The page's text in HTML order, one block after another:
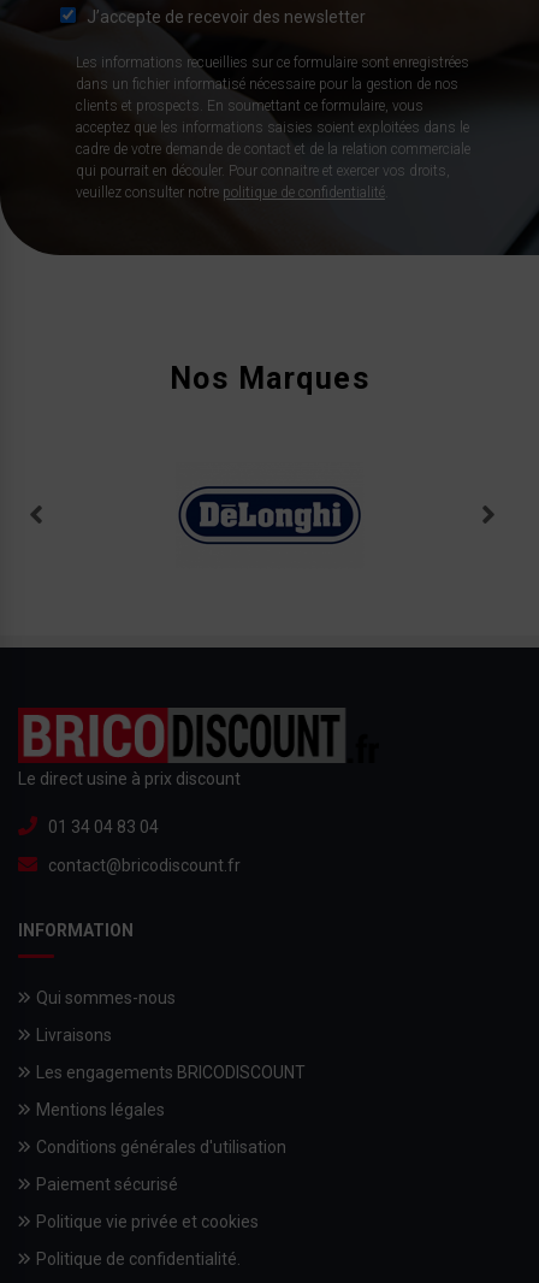
J’accepte de recevoir des newsletter
Les informations recueillies sur ce formulaire sont enregistrées
dans un fichier informatisé nécessaire pour la gestion de nos
clients et prospects. En soumettant ce formulaire, vous
acceptez que les informations saisies soient exploitées dans le
cadre de votre demande de contact et de la relation commerciale
qui pourrait en découler. Pour connaitre et exercer vos droits,
veuillez consulter notre politique de confidentialité
Nos Marques
Le direct usine à prix discount
01 34 04 83 04
contact@bricodiscount.fr
INFORMATION
Qui sommes-nous
Livraisons
Les engagements BRICODISCOUNT
Mentions légales
Conditions générales d'utilisation
Paiement sécurisé
Politique vie privée et cookies
Politique de confidentialité.